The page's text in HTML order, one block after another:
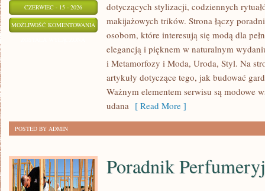
CZERWIEC - 15 - 2026
MOŻLIWOŚĆ KOMENTOWANIA INSPIRUJĄCE
HISTORIE
METAMORFOZY
dotyczących stylizacji, codziennych
makijażowych trików. Strona łączy
osobom, które interesują się modą dla
elegancją i pięknem w naturalnym
i Metamorfozy i Moda, Uroda, Styl. Na
artykuły dotyczące tego, jak budować
Ważnym elementem serwisu są modowe
udana [ Read More ]
POSTED BY ADMIN
Poradnik